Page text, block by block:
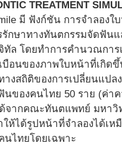
TREATMENT
มี ฟังก์ชัน การจำลองใ
รักษาทางทันตกรรมจัดฟัน
ทัล โดยทำการคำนวณการ
บือนของภาพใบหน้าที่เกิดขึ้
างสถิติของการเปลี่ยนแปล
นของคนไทย 50 ราย (ค่า
ด้จากคณะทันตแพทย์ มหาวิ
ให้ได้รูปหน้าที่จำลองได้เห
นไทยโดยเฉพาะ